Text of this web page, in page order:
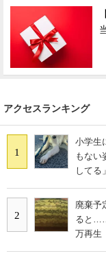
アクセスランキング
1
小学生
もない
してる
2
廃棄予
ると
万再生